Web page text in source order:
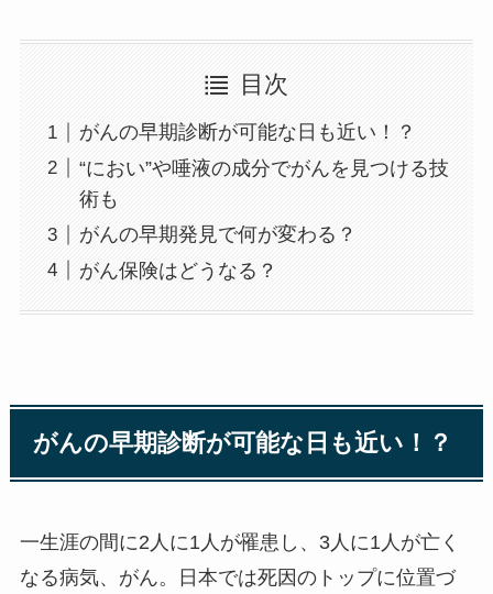
目次
がんの早期診断が可能な日も近い！？
“におい”や唾液の成分でがんを見つける技
術も
がんの早期発見で何が変わる？
がん保険はどうなる？
がんの早期診断が可能な日も近い！？
一生涯の間に2人に1人が罹患し、3人に1人が亡く
なる病気、がん。日本では死因のトップに位置づ